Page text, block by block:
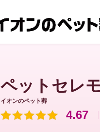
ペットセレ
イオンのペット葬
4.67